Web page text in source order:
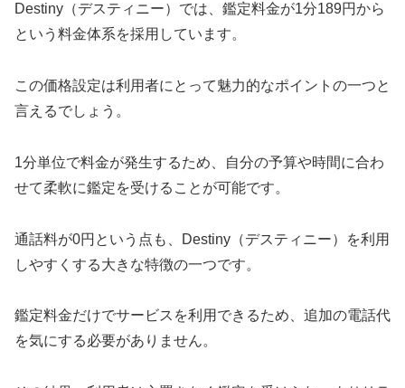
Destiny（デスティニー）では、鑑定料金が1分189円から
という料金体系を採用しています。
この価格設定は利用者にとって魅力的なポイントの一つと
言えるでしょう。
1分単位で料金が発生するため、自分の予算や時間に合わ
せて柔軟に鑑定を受けることが可能です。
通話料が0円という点も、Destiny（デスティニー）を利用
しやすくする大きな特徴の一つです。
鑑定料金だけでサービスを利用できるため、追加の電話代
を気にする必要がありません。